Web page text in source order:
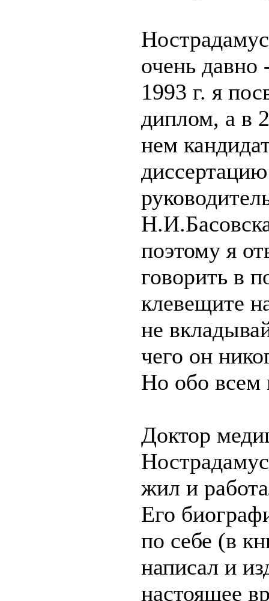
очень давно
1993 г. я
диплом, а в
нем
поэтому я
говорить в
клевещите
не
чего он
Но обо всем
Доктор
жил и
Его
по себе (в
написал и
настоящее